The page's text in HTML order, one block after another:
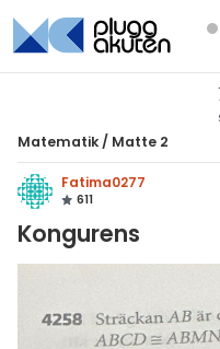
Matematik / Matte 2
Fatima0277
611
Kongurens
Alla trådar
7
8
& Bygg